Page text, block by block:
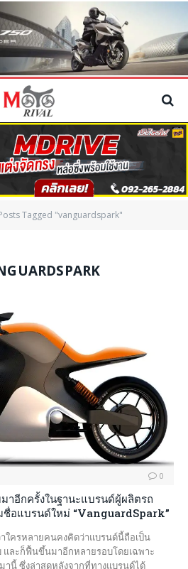
Tagged "vanguardspark"
0
อีกครั้งในฐานะแบรนด์ผู้ผลิตรถ
ชื่อแบรนด์ใหม่ “VanguardSpark”
าใครหลายคนคงคิดว่าแบรนด์นี้ถือเป็น
ละก็ฟื้นขึ้นมาอีกหลายรอบโดยเฉพาะ
านี้ ซึ่งล่าสุดหลังจากที่ทางแบรนด์ได้